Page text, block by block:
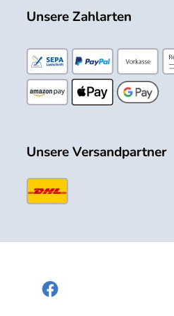
Unsere Zahlarten
Unsere Versandpartner